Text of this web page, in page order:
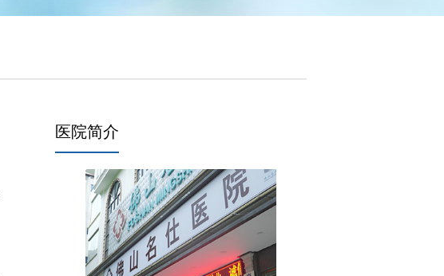
医院简介